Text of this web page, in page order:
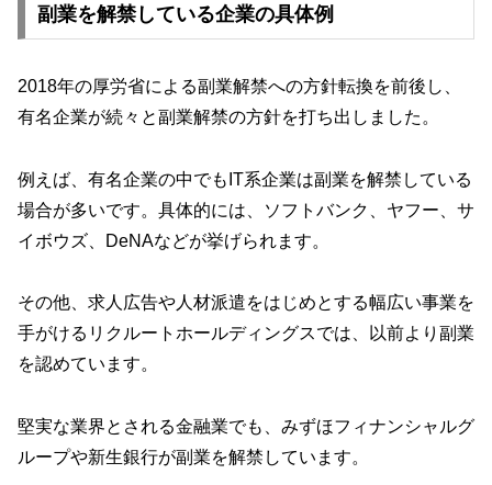
副業を解禁している企業の具体例
2018年の厚労省による副業解禁への方針転換を前後し、
有名企業が続々と副業解禁の方針を打ち出しました。
例えば、有名企業の中でもIT系企業は副業を解禁している
場合が多いです。具体的には、ソフトバンク、ヤフー、サ
イボウズ、DeNAなどが挙げられます。
その他、求人広告や人材派遣をはじめとする幅広い事業を
手がけるリクルートホールディングスでは、以前より副業
を認めています。
堅実な業界とされる金融業でも、みずほフィナンシャルグ
ループや新生銀行が副業を解禁しています。